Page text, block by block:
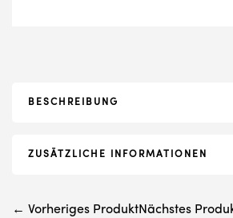
BESCHREIBUNG
ZUSÄTZLICHE INFORMATIONEN
← Vorheriges ProduktNächstes